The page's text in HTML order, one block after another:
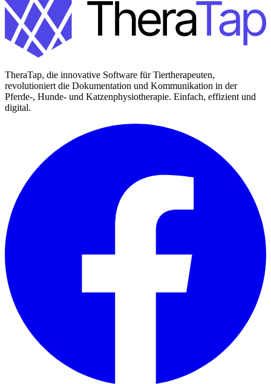
TheraTap, die innovative Software für Tiertherapeuten,
revolutioniert die Dokumentation und Kommunikation in der
Pferde-, Hunde- und Katzenphysiotherapie. Einfach, effizient und
digital.